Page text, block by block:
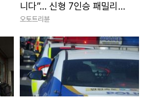
니다”... 신형 7인승 패밀리카
에 숨겨진 '5가지' 계산
오토트리뷴